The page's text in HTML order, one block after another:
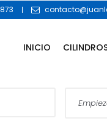
INICIO